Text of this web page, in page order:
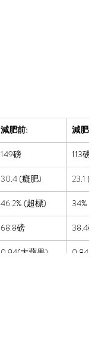
減肥前: 減肥後:
149磅 113磅
30.4 (癡肥) 23.1 (超
46.2% (超標) 34%
68.8磅 38.4磅
0.94(大蘋果) 0.84 (